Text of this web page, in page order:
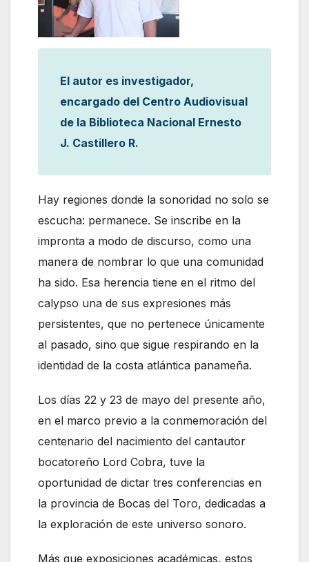
El autor es investigador,
encargado del Centro Audiovisual
de la Biblioteca Nacional Ernesto
J. Castillero R.
Hay regiones donde la sonoridad no solo se
escucha: permanece. Se inscribe en la
impronta a modo de discurso, como una
manera de nombrar lo que una comunidad
ha sido. Esa herencia tiene en el ritmo del
calypso una de sus expresiones más
persistentes, que no pertenece únicamente
al pasado, sino que sigue respirando en la
identidad de la costa atlántica panameña.
Los días 22 y 23 de mayo del presente año,
en el marco previo a la conmemoración del
centenario del nacimiento del cantautor
bocatoreño Lord Cobra, tuve la
oportunidad de dictar tres conferencias en
la provincia de Bocas del Toro, dedicadas a
la exploración de este universo sonoro.
Más que exposiciones académicas, estos